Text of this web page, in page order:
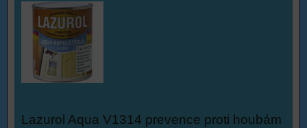
Lazurol Aqua V1314 prevence proti houbám